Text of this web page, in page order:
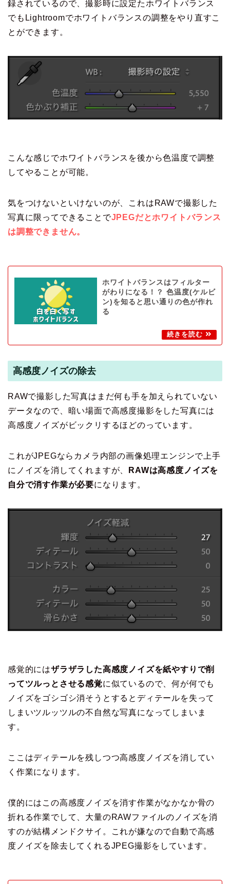
録されているので、撮影時に設定たホワイトバランス
でもLightroomでホワイトバランスの調整をやり直すこ
とができます。
こんな感じでホワイトバランスを後から色温度で調整
してやることが可能。
気をつけないといけないのが、これはRAWで撮影した
写真に限ってできることでJPEGだとホワイトバランス
は調整できません。
ホワイトバランスはフィルター
がわりになる！？ 色温度(ケルビ
ン)を知ると思い通りの色が作れ
る
高感度ノイズの除去
RAWで撮影した写真はまだ何も手を加えられていない
データなので、暗い場面で高感度撮影をした写真には
高感度ノイズがビックリするほどのっています。
これがJPEGならカメラ内部の画像処理エンジンで上手
にノイズを消してくれますが、
RAWは高感度ノイズを
自分で消す作業が必要になります。
感覚的にはザラザラした高感度ノイズを紙やすりで削
ってツルっとさせる感覚に似ているので、何が何でも
ノイズをゴシゴシ消そうとするとディテールを失って
しまいツルッツルの不自然な写真になってしまいま
す。
ここはディテールを残しつつ高感度ノイズを消してい
く作業になります。
僕的にはこの高感度ノイズを消す作業がなかなか骨の
折れる作業でして、大量のRAWファイルのノイズを消
すのが結構メンドクサイ。これが嫌なので自動で高感
度ノイズを除去してくれるJPEG撮影をしています。